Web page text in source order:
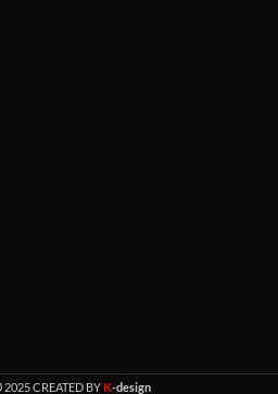
2025 CREATED BY K-design